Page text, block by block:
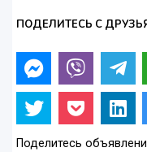
ПОДЕЛИТЕСЬ С
Поделитесь